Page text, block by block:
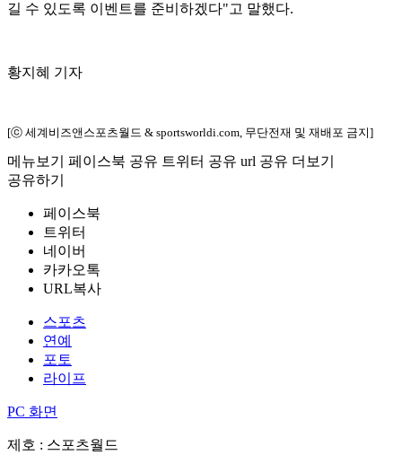
길 수 있도록 이벤트를 준비하겠다"고 말했다.
황지혜 기자
[ⓒ 세계비즈앤스포츠월드 & sportsworldi.com, 무단전재 및 재배포 금지]
메뉴보기 페이스북 공유 트위터 공유 url 공유 더보기
공유하기
페이스북
트위터
네이버
카카오톡
URL복사
스포츠
연예
포토
라이프
PC 화면
제호 : 스포츠월드